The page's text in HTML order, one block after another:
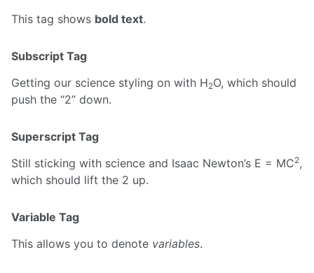
This tag shows bold text.
Subscript Tag
Getting our science styling on with H2O, which should
push the “2” down.
Superscript Tag
Still sticking with science and Isaac Newton’s E = MC2,
which should lift the 2 up.
Variable Tag
This allows you to denote variables.